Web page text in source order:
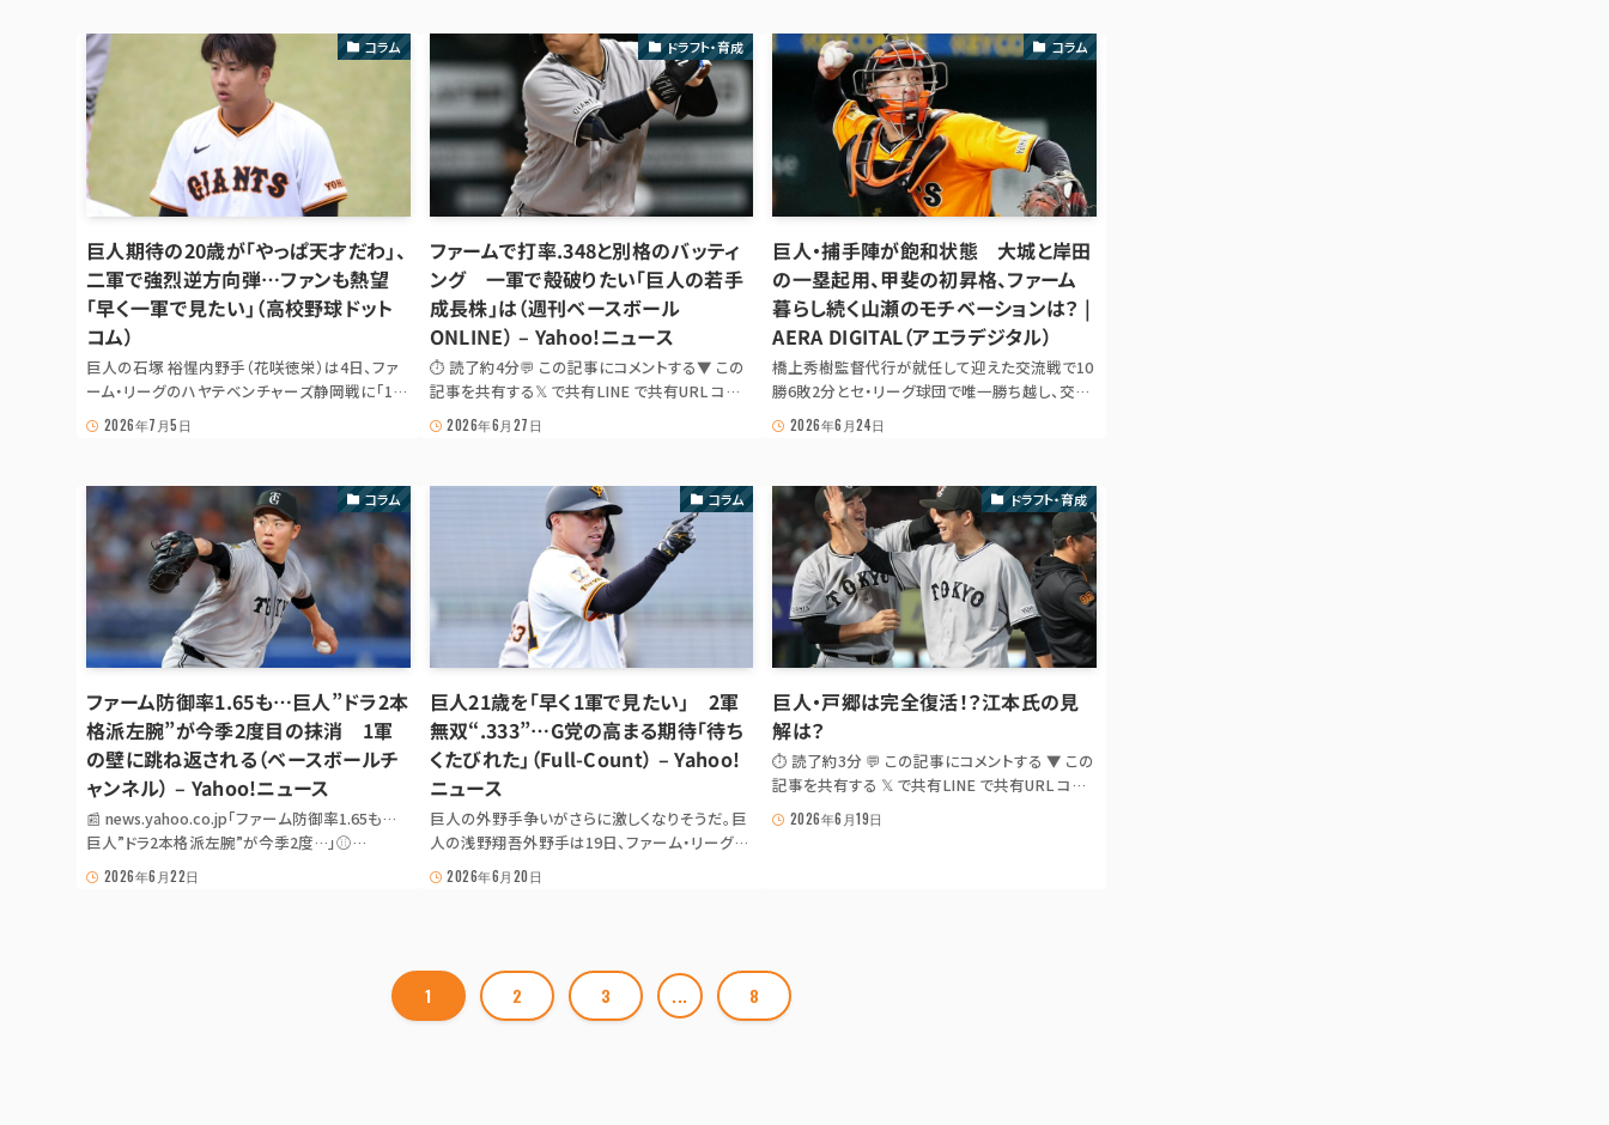
ァーム・リーグ17試合...
ウト1塁で...
コラム
巨人期待の20歳が「やっぱ天才だわ」、
二軍で強烈逆方向弾…ファンも熱望
「早く一軍で見たい」（高校野球ドット
コム）
巨人の石塚 裕惺内野手（花咲徳栄）は4日、ファ
ーム・リーグのハヤテベンチャーズ静岡戦に「1
番・ショート」で出場。第一打席に先頭打者💥 本
塁打を放った。 ハヤテの先発・佐藤 宏樹投手
巨人の石塚 裕惺...
2026年7月5日
ドラフト・育成
ファームで打率.348と別格のバッティ
ング 一軍で殻破りたい「巨人の若手
成長株」は（週刊ベースボール
ONLINE） – Yahoo!ニュース
⏱ 読了約4分💬 この記事にコメントする▼ この
記事を共有する𝕏 で共有LINE で共有URL コピ
ーJS が無効の場合は出典記事 URL を共有: 𝕏 ·
LINE 首位争いを繰り広げる巨人は、各ポジショ
に右翼は9選手が先発起用...
2026年6月27日
コラム
巨人・捕手陣が飽和状態 大城と岸田
の一塁起用、甲斐の初昇格、ファーム
暮らし続く山瀬のモチベーションは？ |
AERA DIGITAL（アエラデジタル）
橋上秀樹監督代行が就任して迎えた交流戦で10
勝6敗2分とセ・リーグ球団で唯一勝ち越し、交流
戦終了時にリーグ首位に浮上した巨人。リーグ
戦が再開すると、最初のカードである6月19－21
代行が就任して迎えた交流...
2026年6月24日
コラム
ファーム防御率1.65も…巨人”ドラ2本
格派左腕”が今季2度目の抹消 1軍
の壁に跳ね返される（ベースボールチ
ャンネル） – Yahoo!ニュース
📰 news.yahoo.co.jp「ファーム防御率1.65も…
巨人”ドラ2本格派左腕”が今季2度…」⚾
GIANTS NEWS DIGEST ファーム防御率1.65
も…巨人”ドラ2本格派左腕”が今季2度目の抹
2026年6月22日
コラム
巨人21歳を「早く1軍で見たい」 2軍
無双“.333”…G党の高まる期待「待ち
くたびれた」（Full-Count） – Yahoo!
ニュース
巨人の外野手争いがさらに激しくなりそうだ。巨
人の浅野翔吾外野手は19日、ファーム・リーグの
中日戦に「1番・中堅」で先発出場。4打数4安打1
打点の活躍で1軍昇格をアピールした。ファンは
2026年6月20日
ドラフト・育成
巨人・戸郷は完全復活！？江本氏の見
解は？
⏱ 読了約3分 💬 この記事にコメントする ▼ この
記事を共有する 𝕏 で共有LINE で共有URL コピ
ー JS が無効の場合は出典記事 URL を共有: 𝕏
· LINE 📰 news.1242.com「巨人・戸郷は完全復
2026年6月19日
1 2 3 ... 8